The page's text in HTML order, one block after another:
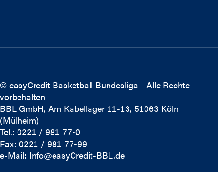
© easyCredit Basketball Bundesliga - Alle Rechte
vorbehalten
BBL GmbH, Am Kabellager 11-13, 51063 Köln
(Mülheim)
Tel.: 0221 / 981 77-0
Fax: 0221 / 981 77-99
e-Mail: Info@easyCredit-BBL.de